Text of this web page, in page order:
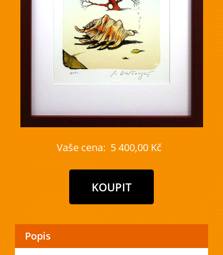
Vaše cena: 5 400,00 Kč
Popis